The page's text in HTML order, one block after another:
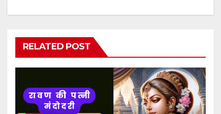
RELATED POST